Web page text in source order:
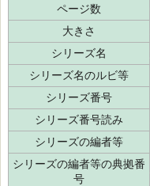
ページ数
大きさ
シリーズ名
シリーズ名のルビ等
シリーズ番号
シリーズ番号読み
シリーズの編者等
シリーズの編者等の典拠番
号